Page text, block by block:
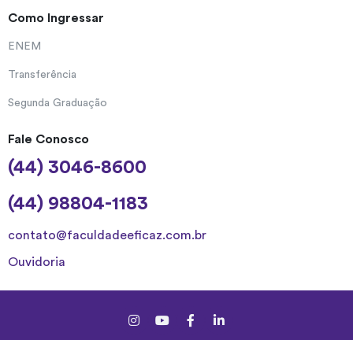
Como Ingressar
ENEM
Transferência
Segunda Graduação
Fale Conosco
(44) 3046-8600
(44) 98804-1183
contato@faculdadeeficaz.com.br
Ouvidoria